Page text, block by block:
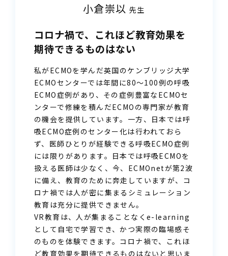
小倉崇以先生
コロナ禍で、 これほど教育効果を
期待できるものはない
私がECMOを学んだ英国のケンブリッジ大学
ECMOセンターでは年間に80〜100例の呼吸
ECMO症例があり、その症例豊富なECMOセ
ンターで修練を積んだECMOの専門家が教育
の機会を提供しています。一方、日本では呼
吸ECMO症例のセンター化は行われておら
ず、医師ひとりが経験できる呼吸ECMO症例
には限りがあります。日本では呼吸ECMOを
扱える医師は少なく、今、ECMOnetが第2波
に備え、教育のために奔走していますが、コ
ロナ禍では人が密に集まるシミュレーション
教育は充分に提供できません。
VR教育は、人が集まることなくe-learning
として自宅で学習でき、かつ実際の臨場感そ
のものを体験できます。コロナ禍で、これほ
ど教育効果を期待できるものはないと思いま